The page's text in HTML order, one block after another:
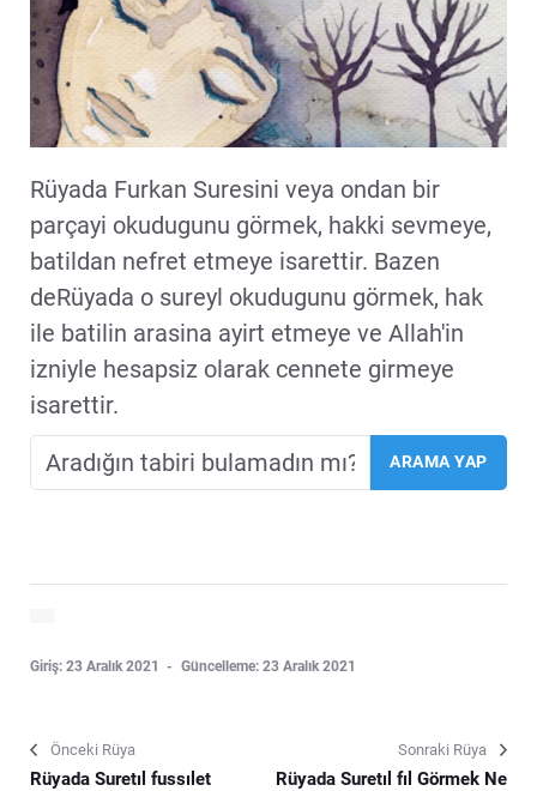
Rüyada Furkan Suresini veya ondan bir
parçayi okudugunu görmek, hakki sevmeye,
batildan nefret etmeye isarettir. Bazen
deRüyada o sureyl okudugunu görmek, hak
ile batilin arasina ayirt etmeye ve Allah'in
izniyle hesapsiz olarak cennete girmeye
isarettir.
Giriş: 23 Aralık 2021 Güncelleme: 23 Aralık 2021
Önceki Rüya
Rüyada Suretıl fussılet
Sonraki Rüya
Rüyada Suretıl fıl Görmek Ne